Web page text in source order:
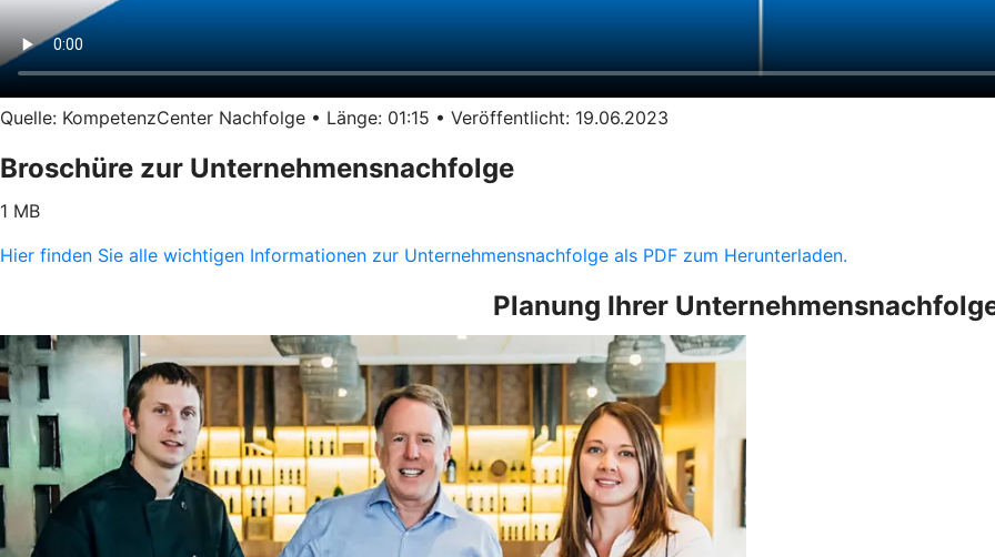
Quelle: KompetenzCenter Nachfolge • Länge: 01:15 • Veröffentlicht: 19.06.2023
Broschüre zur Unternehmensnachfolge
1 MB
Hier finden Sie alle wichtigen Informationen zur Unternehmensnachfolge als PDF zum Herunterladen.
Planung Ihrer